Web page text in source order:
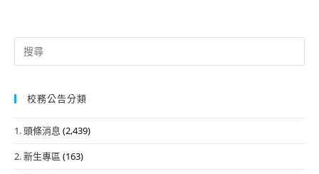
Search
for:
校務公告分類
1. 頭條消息 (2,439)
2. 新生專區 (163)